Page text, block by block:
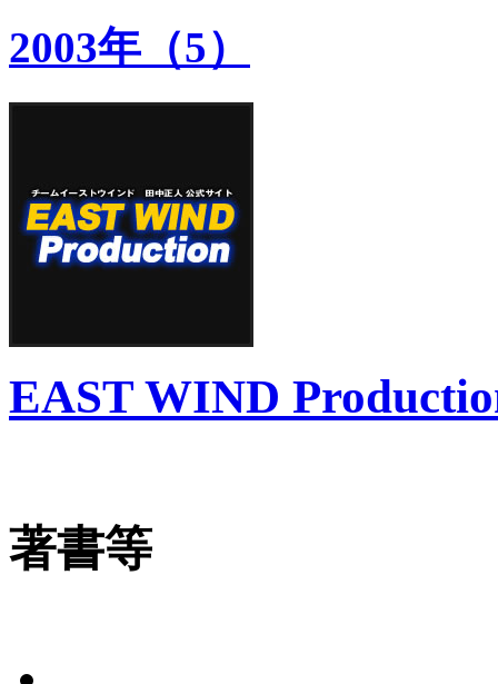
2003年（5）
EAST WIND
著書等